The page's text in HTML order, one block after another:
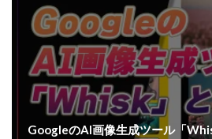
GoogleのAI画像生成ツール「